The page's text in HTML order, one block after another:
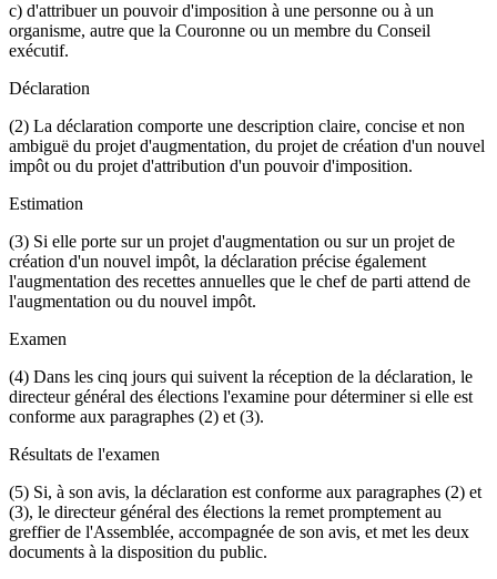
c) d'attribuer un pouvoir d'imposition à une personne ou à un
organisme, autre que la Couronne ou un membre du Conseil
exécutif.
Déclaration
(2) La déclaration comporte une description claire, concise et non
ambiguë du projet d'augmentation, du projet de création d'un nouvel
impôt ou du projet d'attribution d'un pouvoir d'imposition.
Estimation
(3) Si elle porte sur un projet d'augmentation ou sur un projet de
création d'un nouvel impôt, la déclaration précise également
l'augmentation des recettes annuelles que le chef de parti attend de
l'augmentation ou du nouvel impôt.
Examen
(4) Dans les cinq jours qui suivent la réception de la déclaration, le
directeur général des élections l'examine pour déterminer si elle est
conforme aux paragraphes (2) et (3).
Résultats de l'examen
(5) Si, à son avis, la déclaration est conforme aux paragraphes (2) et
(3), le directeur général des élections la remet promptement au
greffier de l'Assemblée, accompagnée de son avis, et met les deux
documents à la disposition du public.